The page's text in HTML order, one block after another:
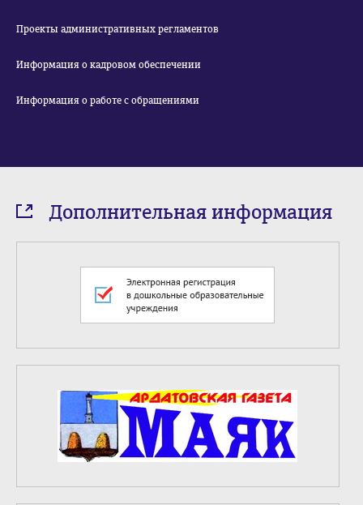
Проекты административных регламентов
Информация о кадровом обеспечении
Информация о работе с обращениями
Дополнительная информация